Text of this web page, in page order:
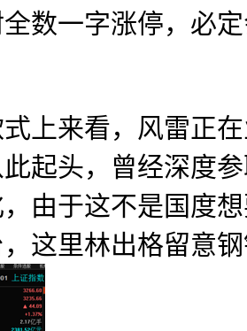
数一字涨停，必
来看，风雷正在
起头，曾经深度
由于这不是国度
这里林出格留意